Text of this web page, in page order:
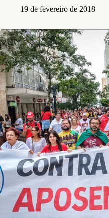
19 de fevereiro de 2018